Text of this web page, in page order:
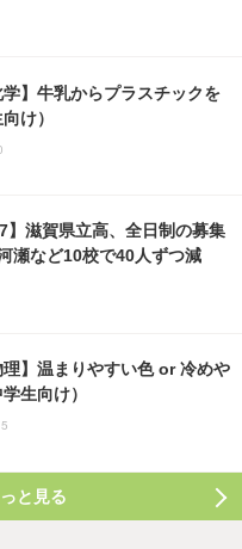
学】牛乳からプラスチックを
け）
】滋賀県立高、全日制の募集
瀬など10校で40人ずつ減
理】温まりやすい色 or 冷めや
生向け）
と見る